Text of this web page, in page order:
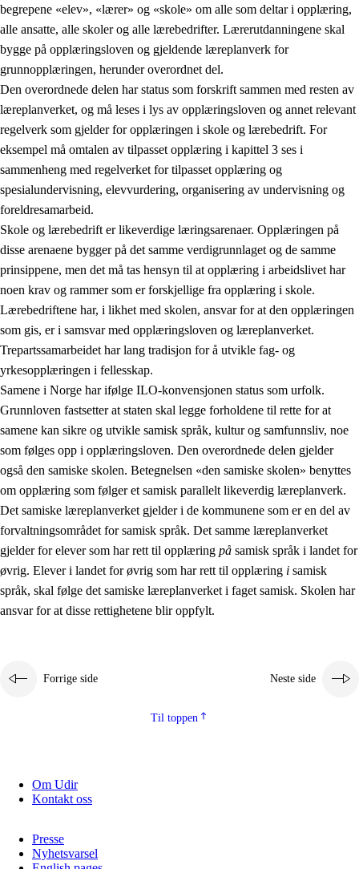
begrepene «elev», «lærer» og «skole» om alle som deltar i opplæring,
alle ansatte, alle skoler og alle lærebedrifter. Lærerutdanningene skal
bygge på opplæringsloven og gjeldende læreplanverk for
grunnopplæringen, herunder overordnet del.
Den overordnede delen har status som forskrift sammen med resten av
læreplanverket, og må leses i lys av opplæringsloven og annet relevant
regelverk som gjelder for opplæringen i skole og lærebedrift. For
eksempel må omtalen av tilpasset opplæring i kapittel 3 ses i
sammenheng med regelverket for tilpasset opplæring og
spesialundervisning, elevvurdering, organisering av undervisning og
foreldresamarbeid.
Skole og lærebedrift er likeverdige læringsarenaer. Opplæringen på
disse arenaene bygger på det samme verdigrunnlaget og de samme
prinsippene, men det må tas hensyn til at opplæring i arbeidslivet har
noen krav og rammer som er forskjellige fra opplæring i skole.
Lærebedriftene har, i likhet med skolen, ansvar for at den opplæringen
som gis, er i samsvar med opplæringsloven og læreplanverket.
Trepartssamarbeidet har lang tradisjon for å utvikle fag- og
yrkesopplæringen i fellesskap.
Samene i Norge har ifølge ILO-konvensjonen status som urfolk.
Grunnloven fastsetter at staten skal legge forholdene til rette for at
samene kan sikre og utvikle samisk språk, kultur og samfunnsliv, noe
som følges opp i opplæringsloven. Den overordnede delen gjelder
også den samiske skolen. Betegnelsen «den samiske skolen» benyttes
om opplæring som følger et samisk parallelt likeverdig læreplanverk.
Det samiske læreplanverket gjelder i de kommunene som er en del av
forvaltningsområdet for samisk språk. Det samme læreplanverket
gjelder for elever som har rett til opplæring på samisk språk i landet for
øvrig. Elever i landet for øvrig som har rett til opplæring i samisk
språk, skal følge det samiske læreplanverket i faget samisk. Skolen har
ansvar for at disse rettighetene blir oppfylt.
Forrige side Neste side
Til toppen
Om Udir
Kontakt oss
Presse
Nyhetsvarsel